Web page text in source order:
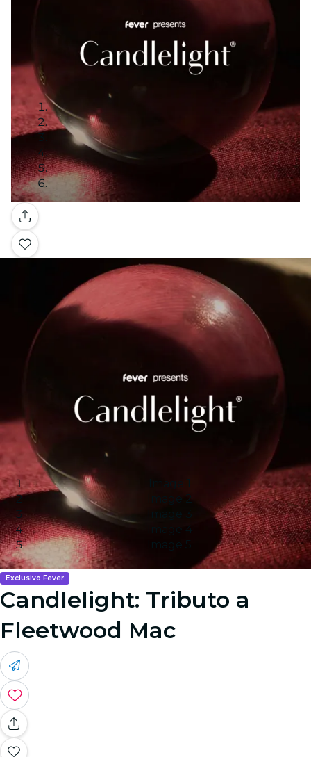
Galería
Image 1
Image 2
Image 3
Image 4
Image 5
Exclusivo Fever
Candlelight: Tributo a
Fleetwood Mac